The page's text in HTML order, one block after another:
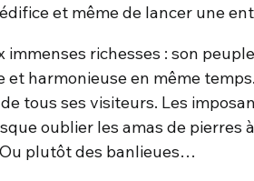
et même de lancer une
immenses richesses : son
et harmonieuse en même
tous ses visiteurs. Les
oublier les amas de pierres
plutôt des banlieues…